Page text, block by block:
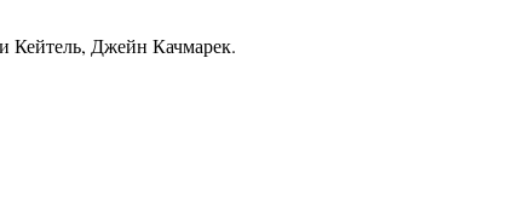
Кейтель, Джейн Качмарек.